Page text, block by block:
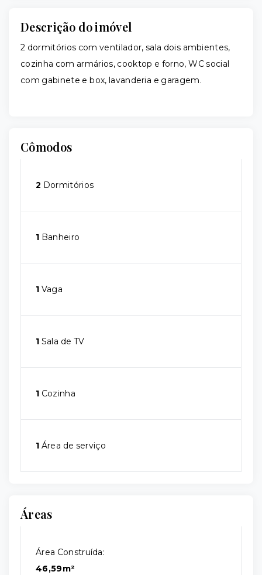
Descrição do imóvel
2 dormitórios com ventilador, sala dois ambientes,
cozinha com armários, cooktop e forno, WC social
com gabinete e box, lavanderia e garagem.
Cômodos
2 Dormitórios
1 Banheiro
1 Vaga
1 Sala de TV
1 Cozinha
1 Área de serviço
Áreas
Área Construída:
46,59m²